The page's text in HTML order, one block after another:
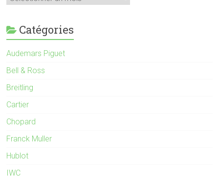
Catégories
Audemars Piguet
Bell & Ross
Breitling
Cartier
Chopard
Franck Muller
Hublot
IWC